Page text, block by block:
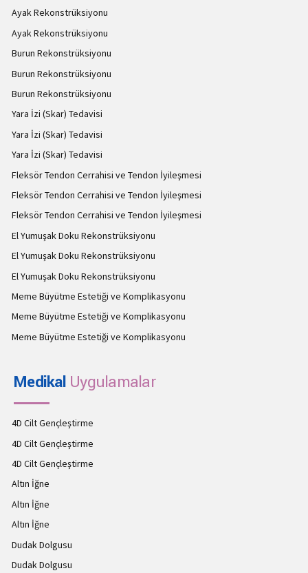
Ayak Rekonstrüksiyonu
Ayak Rekonstrüksiyonu
Burun Rekonstrüksiyonu
Burun Rekonstrüksiyonu
Burun Rekonstrüksiyonu
Yara İzi (Skar) Tedavisi
Yara İzi (Skar) Tedavisi
Yara İzi (Skar) Tedavisi
Fleksör Tendon Cerrahisi ve Tendon İyileşmesi
Fleksör Tendon Cerrahisi ve Tendon İyileşmesi
Fleksör Tendon Cerrahisi ve Tendon İyileşmesi
El Yumuşak Doku Rekonstrüksiyonu
El Yumuşak Doku Rekonstrüksiyonu
El Yumuşak Doku Rekonstrüksiyonu
Meme Büyütme Estetiği ve Komplikasyonu
Meme Büyütme Estetiği ve Komplikasyonu
Meme Büyütme Estetiği ve Komplikasyonu
Medikal Uygulamalar
4D Cilt Gençleştirme
4D Cilt Gençleştirme
4D Cilt Gençleştirme
Altın İğne
Altın İğne
Altın İğne
Dudak Dolgusu
Dudak Dolgusu